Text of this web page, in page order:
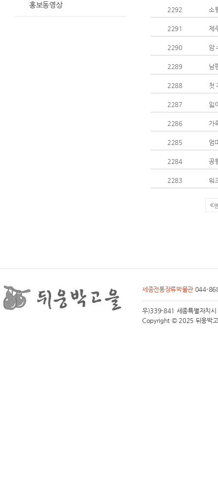
홍보동영상
2292 소
2291 제
2290 암
2289 남
2288 첫
2287 잃
2286 가
2285 엄
2284 공
2283 워
세종전통장류박물관 044-
우)339-841 세종특별자치
Copyright © 2025 뒤웅박